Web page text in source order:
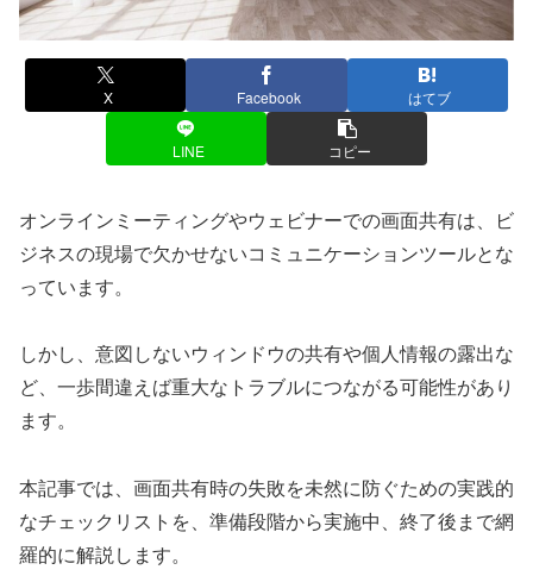
X Facebook はてブ
LINE コピー
オンラインミーティングやウェビナーでの画面共有は、ビ
ジネスの現場で欠かせないコミュニケーションツールとな
っています。
しかし、意図しないウィンドウの共有や個人情報の露出な
ど、一歩間違えば重大なトラブルにつながる可能性があり
ます。
本記事では、画面共有時の失敗を未然に防ぐための実践的
なチェックリストを、準備段階から実施中、終了後まで網
羅的に解説します。